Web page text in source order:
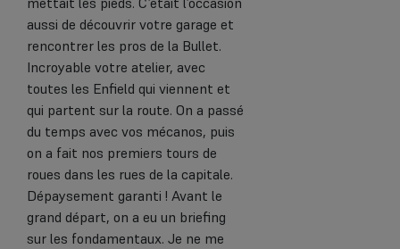
aussi de découvrir votre garage et
rencontrer les pros de la Bullet.
Incroyable votre atelier, avec
toutes les Enfield qui viennent et
qui partent sur la route. On a passé
du temps avec vos mécanos, puis
on a fait nos premiers tours de
roues dans les rues de la capitale.
Dépaysement garanti ! Avant le
grand départ, on a eu un briefing
sur les fondamentaux. Je ne me